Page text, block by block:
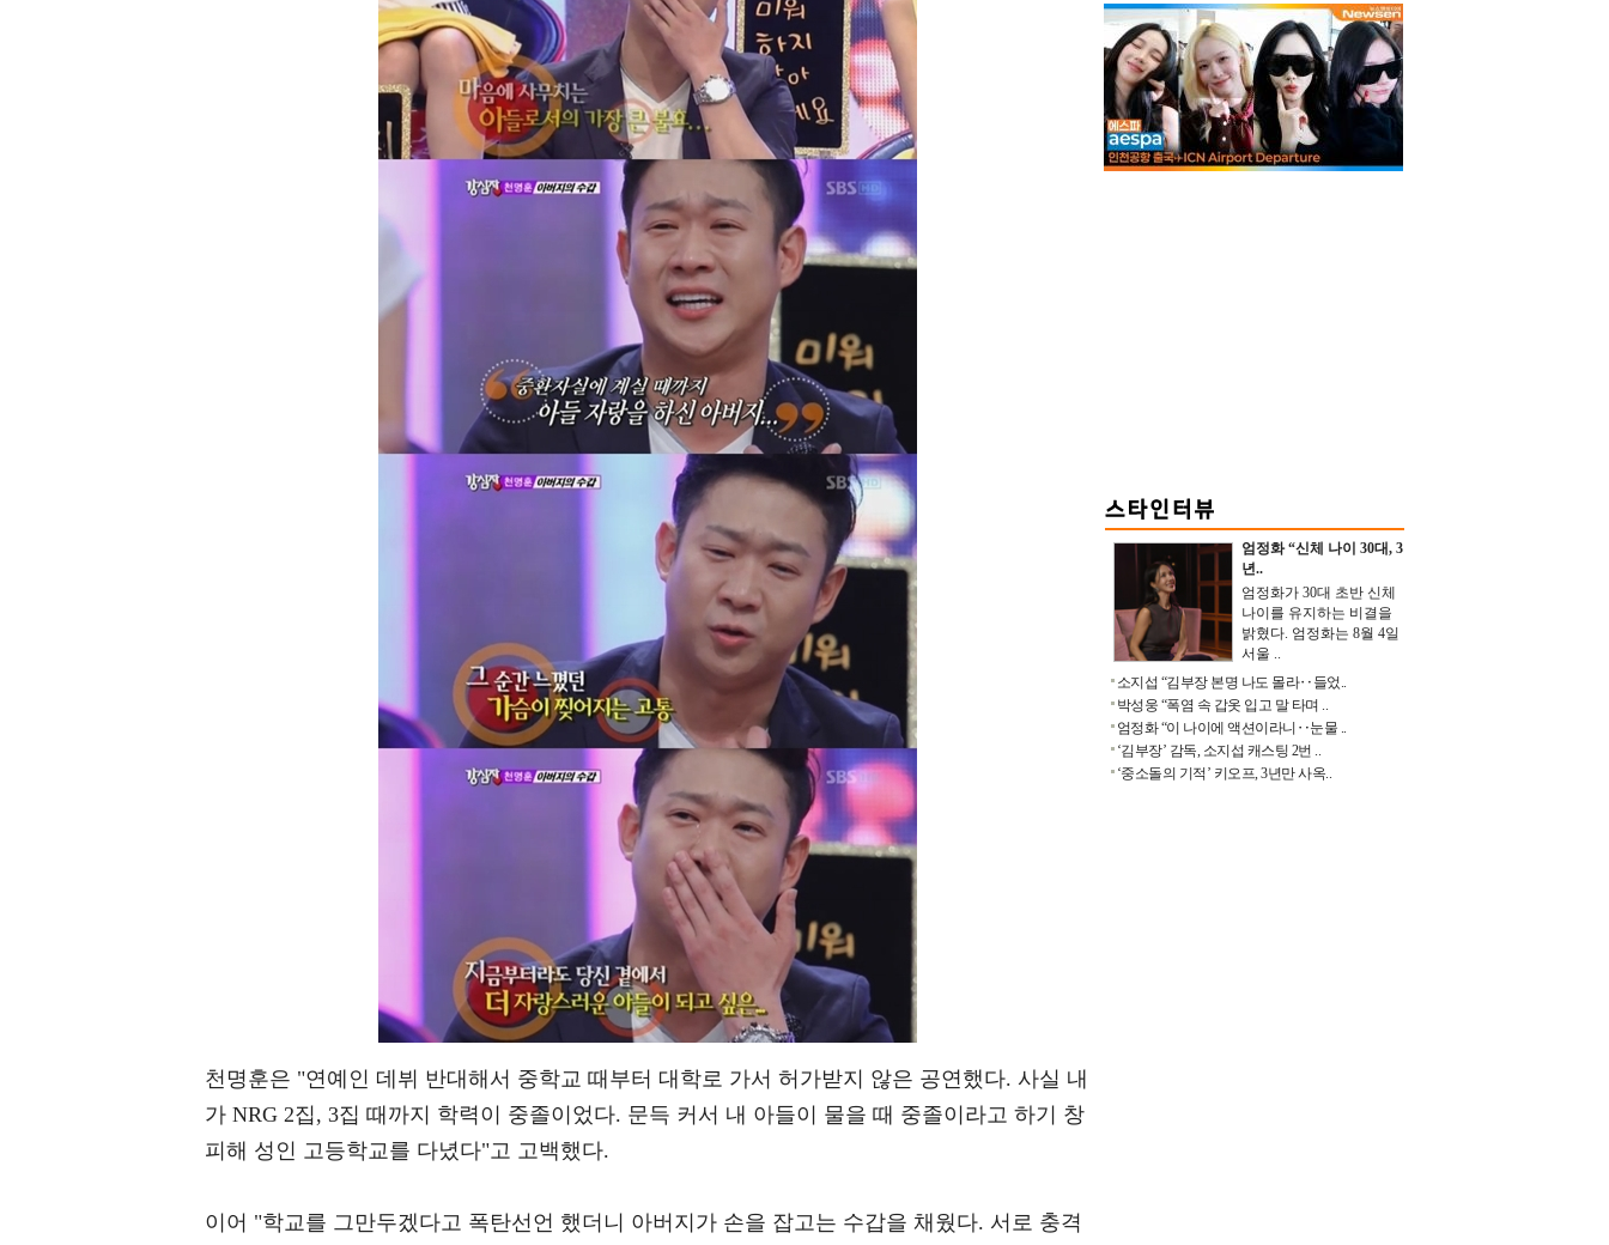
천명훈은 "연예인 데뷔 반대해서 중학교 때부터 대학로 가서 허가받지 않은 공연했다. 사실 내
가 NRG 2집, 3집 때까지 학력이 중졸이었다. 문득 커서 내 아들이 물을 때 중졸이라고 하기 창
피해 성인 고등학교를 다녔다"고 고백했다.
이어 "학교를 그만두겠다고 폭탄선언 했더니 아버지가 손을 잡고는 수갑을 채웠다. 서로 충격
엄정화 “신체 나이 30대, 3
년..
엄정화가 30대 초반 신체
나이를 유지하는 비결을
밝혔다. 엄정화는 8월 4일
서울 ..
소지섭 “김부장 본명 나도 몰라‥들었..
박성웅 “폭염 속 갑옷 입고 말 타며 ..
엄정화 “이 나이에 액션이라니‥눈물 ..
‘김부장’ 감독, 소지섭 캐스팅 2번 ..
‘중소돌의 기적’ 키오프, 3년만 사옥..